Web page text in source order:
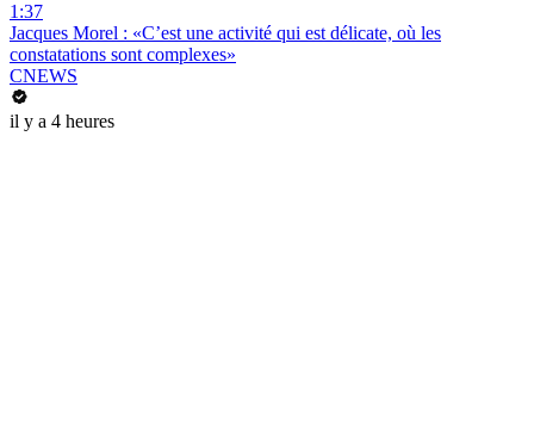
1:37
Jacques Morel : «C’est une activité qui est délicate, où les
constatations sont complexes»
CNEWS
il y a 4 heures